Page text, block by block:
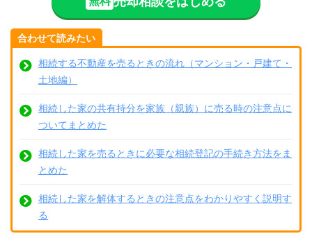
合わせて読みたい
相続する不動産を売るときの流れ（マンション・戸建て・
土地編）
相続した家の共有持分を家族（親族）に売る時の注意点に
ついてまとめた
相続した家を売るときに必要な相続登記の手続き方法をま
とめた
相続した家を解体するときの注意点をわかりやすく説明す
る